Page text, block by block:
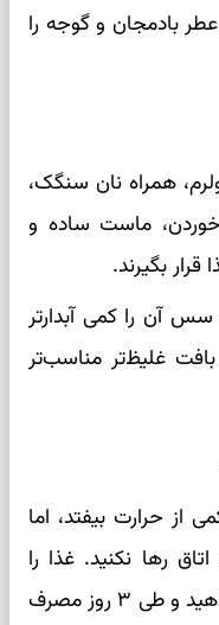
بادمجان و گوجه را
همراه نان سنگک،
ماست ساده و
قرار بگیرند.
سس آن را کمی آبدارتر
بافت غلیظ‌تر مناسب‌تر
از حرارت بیفتد، اما
رها نکنید. غذا را
داخل ظرف دربسته در یخچال قرار دهید و طی ۳ روز مصرف